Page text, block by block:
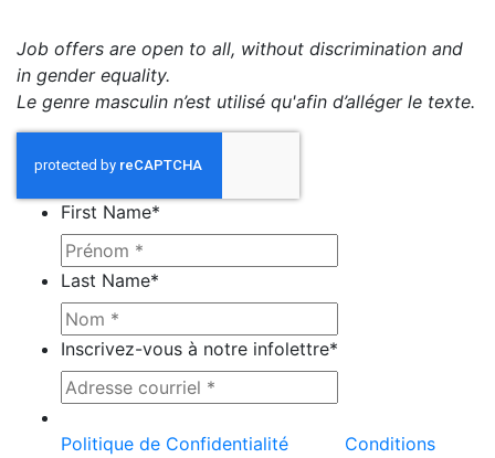
Job offers are open to all, without discrimination and
in gender equality.
Le genre masculin n’est utilisé qu'afin d’alléger le texte.
First Name*
Last Name*
Inscrivez-vous à notre infolettre*
Politique de Confidentialité
Conditions